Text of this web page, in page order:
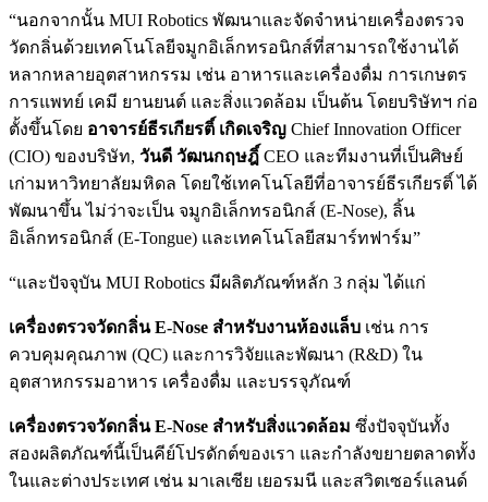
“นอกจากนั้น MUI Robotics พัฒนาและจัดจำหน่ายเครื่องตรวจ
วัดกลิ่นด้วยเทคโนโลยีจมูกอิเล็กทรอนิกส์ที่สามารถใช้งานได้
หลากหลายอุตสาหกรรม เช่น อาหารและเครื่องดื่ม การเกษตร
การแพทย์ เคมี ยานยนต์ และสิ่งแวดล้อม เป็นต้น โดยบริษัทฯ ก่อ
ตั้งขึ้นโดย อาจารย์ธีรเกียรติ์ เกิดเจริญ Chief Innovation Officer
(CIO) ของบริษัท, วันดี วัฒนกฤษฎิ์ CEO และทีมงานที่เป็นศิษย์
เก่ามหาวิทยาลัยมหิดล โดยใช้เทคโนโลยีที่อาจารย์ธีรเกียรติ์ ได้
พัฒนาขึ้น ไม่ว่าจะเป็น จมูกอิเล็กทรอนิกส์ (E-Nose), ลิ้น
อิเล็กทรอนิกส์ (E-Tongue) และเทคโนโลยีสมาร์ทฟาร์ม”
“และปัจจุบัน MUI Robotics มีผลิตภัณฑ์หลัก 3 กลุ่ม ได้แก่
เครื่องตรวจวัดกลิ่น E-Nose สำหรับงานห้องแล็บ เช่น การ
ควบคุมคุณภาพ (QC) และการวิจัยและพัฒนา (R&D) ใน
อุตสาหกรรมอาหาร เครื่องดื่ม และบรรจุภัณฑ์
เครื่องตรวจวัดกลิ่น E-Nose สำหรับสิ่งแวดล้อม ซึ่งปัจจุบันทั้ง
สองผลิตภัณฑ์นี้เป็นคีย์โปรดักต์ของเรา และกำลังขยายตลาดทั้ง
ในและต่างประเทศ เช่น มาเลเซีย เยอรมนี และสวิตเซอร์แลนด์